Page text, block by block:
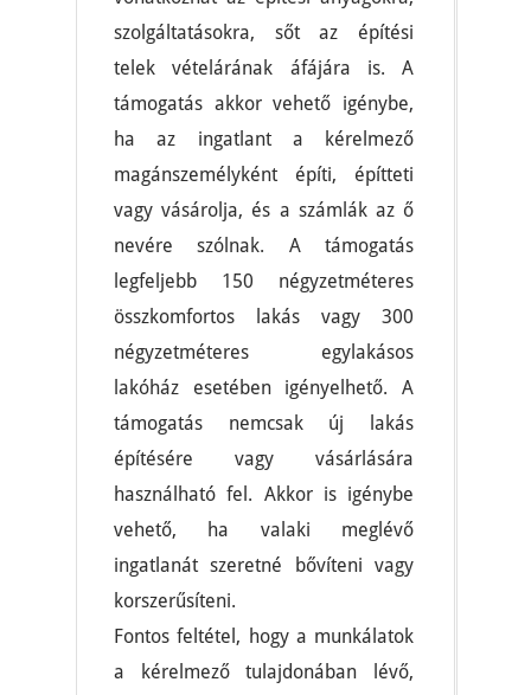
szolgáltatásokra, sőt az építési
telek vételárának áfájára is. A
támogatás akkor vehető igénybe,
ha az ingatlant a kérelmező
magánszemélyként építi, építteti
vagy vásárolja, és a számlák az ő
nevére szólnak. A támogatás
legfeljebb 150 négyzetméteres
összkomfortos lakás vagy 300
négyzetméteres egylakásos
lakóház esetében igényelhető. A
támogatás nemcsak új lakás
építésére vagy vásárlására
használható fel. Akkor is igénybe
vehető, ha valaki meglévő
ingatlanát szeretné bővíteni vagy
korszerűsíteni.
Fontos feltétel, hogy a munkálatok
a kérelmező tulajdonában lévő,